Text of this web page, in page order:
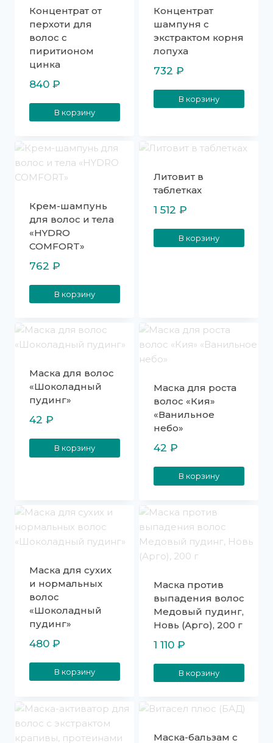
Концентрат от
перхоти для
волос с
пиритионом
цинка
840 ₽
В корзину
Концентрат
шампуня с
экстрактом корня
лопуха
732 ₽
В корзину
Крем-шампунь
для волос и тела
«HYDRO
COMFORT»
762 ₽
В корзину
Литовит в
таблетках
1 512 ₽
В корзину
Маска для волос
«Шоколадный
пудинг»
42 ₽
В корзину
Маска для роста
волос «Кия»
«Ванильное
небо»
42 ₽
В корзину
Маска для сухих
и нормальных
волос
«Шоколадный
пудинг»
480 ₽
В корзину
Маска против
выпадения волос
Медовый пудинг,
Новь (Арго), 200 г
1 110 ₽
В корзину
Маска-бальзам с